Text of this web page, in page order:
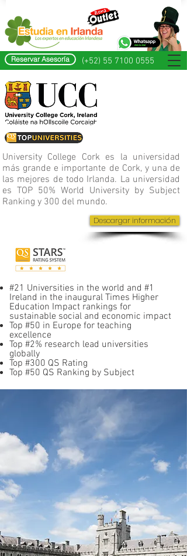
Reservar Asesoría (+52) 55 7100 0555
University College Cork es la universidad
más grande e importante de Cork, y una de
las mejores de todo Irlanda. La universidad
es TOP 50% World University by Subject
Ranking y 300 del mundo.
Descargar información
#21 Universities in the world and #1
Ireland in the inaugural Times Higher
Education Impact rankings for
sustainable social and economic impact
Top #50 in Europe for teaching
excellence
Top #2% research lead universities
globally
Top #300 QS Rating
Top #50 QS Ranking by Subject